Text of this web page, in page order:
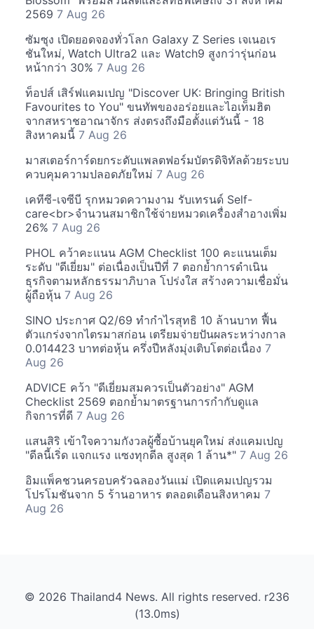
2569 7 Aug 26
ซัมซุง เปิดยอดจองทั่วโลก Galaxy Z Series เจเนอเร
ชันใหม่, Watch Ultra2 และ Watch9 สูงกว่ารุ่นก่อน
หน้ากว่า 30% 7 Aug 26
ท็อปส์ เสิร์ฟแคมเปญ "Discover UK: Bringing British
Favourites to You" ขนทัพของอร่อยและไอเท็มฮิต
จากสหราชอาณาจักร ส่งตรงถึงมือตั้งแต่วันนี้ - 18
สิงหาคมนี้ 7 Aug 26
มาสเตอร์การ์ดยกระดับแพลตฟอร์มบัตรดิจิทัลด้วยระบบ
ควบคุมความปลอดภัยใหม่ 7 Aug 26
เคทีซี-เจซีบี รุกหมวดความงาม รับเทรนด์ Self-
care<br>จำนวนสมาชิกใช้จ่ายหมวดเครื่องสำอางเพิ่ม
26% 7 Aug 26
PHOL คว้าคะแนน AGM Checklist 100 คะแนนเต็ม
ระดับ "ดีเยี่ยม" ต่อเนื่องเป็นปีที่ 7 ตอกย้ำการดำเนิน
ธุรกิจตามหลักธรรมาภิบาล โปร่งใส สร้างความเชื่อมั่น
ผู้ถือหุ้น 7 Aug 26
SINO ประกาศ Q2/69 ทำกำไรสุทธิ 10 ล้านบาท ฟื้น
ตัวแกร่งจากไตรมาสก่อน เตรียมจ่ายปันผลระหว่างกาล
0.014423 บาทต่อหุ้น ครึ่งปีหลังมุ่งเติบโตต่อเนื่อง 7
Aug 26
ADVICE คว้า "ดีเยี่ยมสมควรเป็นตัวอย่าง" AGM
Checklist 2569 ตอกย้ำมาตรฐานการกำกับดูแล
กิจการที่ดี 7 Aug 26
แสนสิริ เข้าใจความกังวลผู้ซื้อบ้านยุคใหม่ ส่งแคมเปญ
"ดีลนี้เริ่ด แจกแรง แซงทุกดีล สูงสุด 1 ล้าน*" 7 Aug 26
อิมแพ็คชวนครอบครัวฉลองวันแม่ เปิดแคมเปญรวม
โปรโมชันจาก 5 ร้านอาหาร ตลอดเดือนสิงหาคม 7
Aug 26
© 2026 Thailand4 News. All rights reserved. r236
(13.0ms)